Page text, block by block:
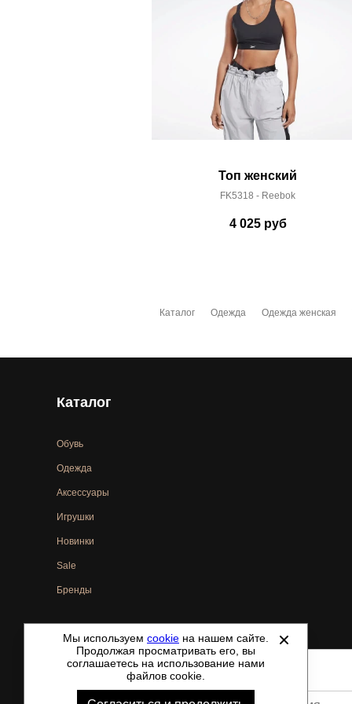
3-4 рабочих дня
Топ женский
FK5318 - Reebok
4 025руб
Каталог Одежда Одежда женская
Каталог
Обувь
Одежда
Аксессуары
Игрушки
Новинки
Sale
Бренды
©2021-2026 - ShoesTown.ru - все права защищены.
Мы используем cookie на нашем сайте.
Продолжая просматривать его, вы
соглашаетесь на использование нами
файлов cookie.